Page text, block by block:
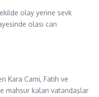
olay yerine sevk
olası can
Kara Cami, Fatih ve
mahsur kalan vatandaşlar